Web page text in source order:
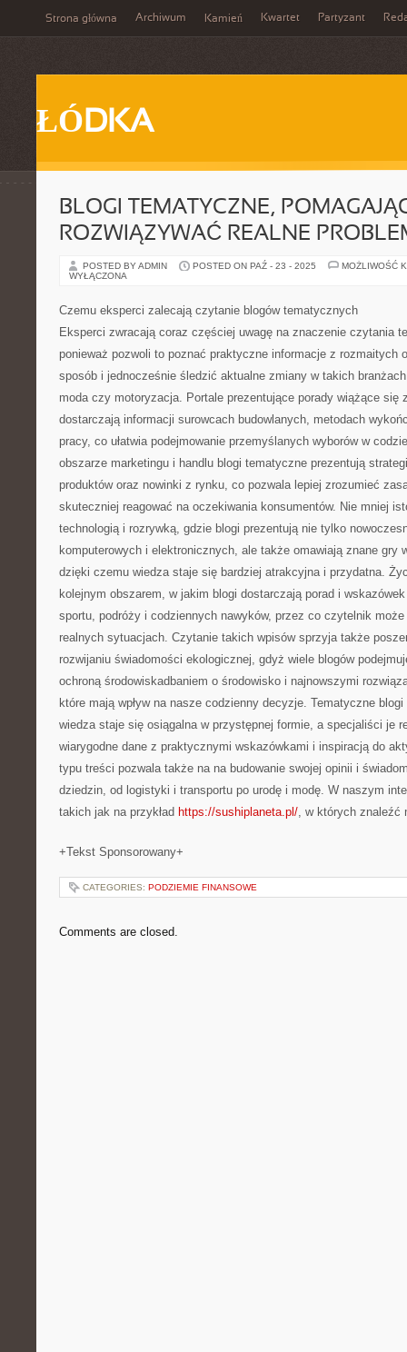
Strona główna Archiwum Kamień Kwartet Partyzant
ŁÓDKA
BLOGI TEMATYCZNE,
ROZWIĄZYWAĆ REALNE
POSTED BY ADMIN POSTED ON PAŹ - 23 - 2025
MOŻLIWOŚĆ
WYŁĄCZONA
Czemu eksperci zalecają czytanie blogów tematycznych
Eksperci zwracają coraz częściej uwagę na znaczenie czytania
ponieważ pozwoli to poznać praktyczne informacje z rozmaitych
sposób i jednocześnie śledzić aktualne zmiany w takich
moda czy motoryzacja. Portale prezentujące porady wiążące się
dostarczają informacji surowcach budowlanych, metodach
pracy, co ułatwia podejmowanie przemyślanych wyborów w
obszarze marketingu i handlu blogi tematyczne prezentują
produktów oraz nowinki z rynku, co pozwala lepiej zrozumieć
skuteczniej reagować na oczekiwania konsumentów. Nie mniej
technologią i rozrywką, gdzie blogi prezentują nie tylko
komputerowych i elektronicznych, ale także omawiają znane gry
dzięki czemu wiedza staje się bardziej atrakcyjna i przydatna.
kolejnym obszarem, w jakim blogi dostarczają porad i
sportu, podróży i codziennych nawyków, przez co czytelnik
realnych sytuacjach. Czytanie takich wpisów sprzyja także
rozwijaniu świadomości ekologicznej, gdyż wiele blogów
ochroną środowiskadbaniem o środowisko i najnowszymi
które mają wpływ na nasze codzienny decyzje. Tematyczne
wiedza staje się osiągalna w przystępnej formie, a specjaliści je
wiarygodne dane z praktycznymi wskazówkami i inspiracją do
typu treści pozwala także na na budowanie swojej opinii i
dziedzin, od logistyki i transportu po urodę i modę. W naszym
takich jak na przykład https://sushiplaneta.pl/, w których znaleźć
+Tekst Sponsorowany+
CATEGORIES: PODZIEMIE FINANSOWE
Comments are closed.